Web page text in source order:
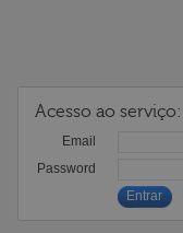
Acesso ao serviço:
Email
Password